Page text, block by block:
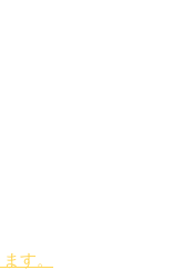
す。